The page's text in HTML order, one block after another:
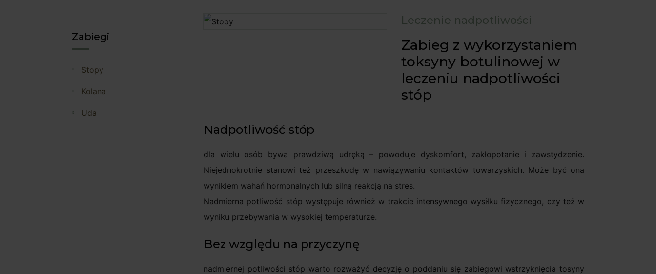
Zabiegi
stopy
kolana
uda
Leczenie nadpotliwości
Zabieg z wykorzystaniem
toksyny botulinowej w
leczeniu nadpotliwości
stóp
Nadpotliwość stóp
dla wielu osób bywa prawdziwą udręką – powoduje dyskomfort, zakłopotanie i zawstydzenie.
Niejednokrotnie stanowi też przeszkodę w nawiązywaniu kontaktów towarzyskich. Może być ona
wynikiem wahań hormonalnych lub silną reakcją na stres.
Nadmierna potliwość stóp występuje również w trakcie intensywnego wysiłku fizycznego, czy też w
wyniku przebywania w wysokiej temperaturze.
Bez względu na przyczynę
nadmiernej potliwości stóp warto rozważyć decyzję o poddaniu się zabiegowi wstrzyknięcia tosyny